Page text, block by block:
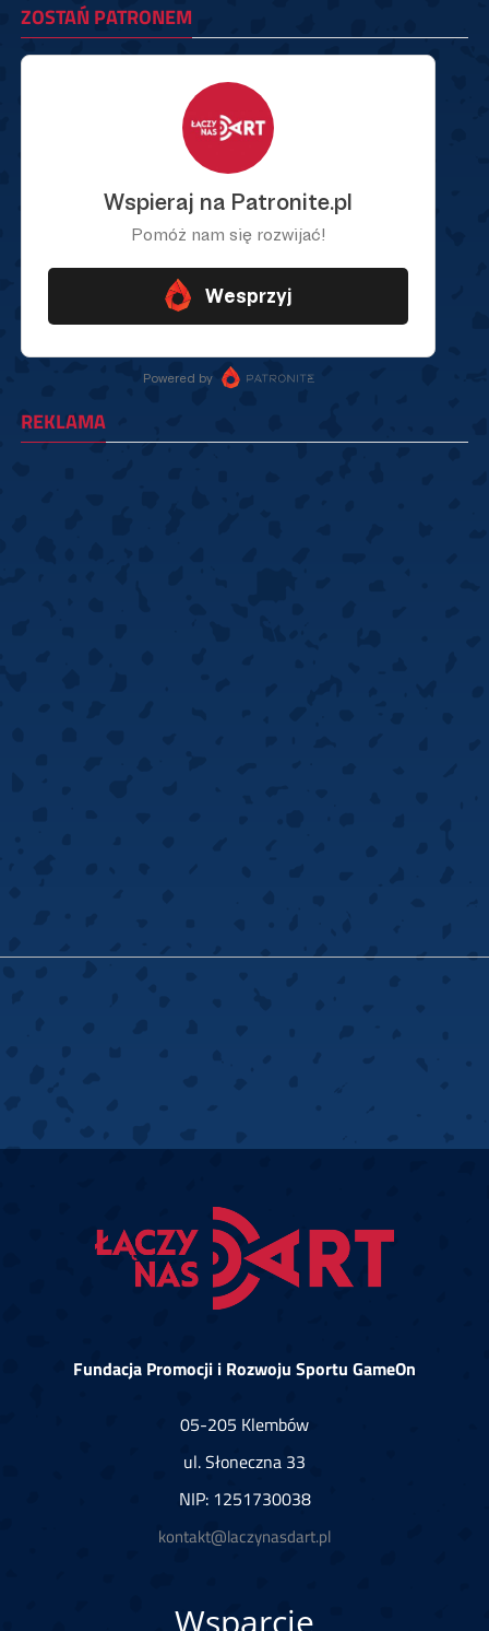
ZOSTAŃ PATRONEM
REKLAMA
Fundacja Promocji i Rozwoju Sportu GameOn
05-205 Klembów
ul. Słoneczna 33
NIP: 1251730038
kontakt@laczynasdart.pl